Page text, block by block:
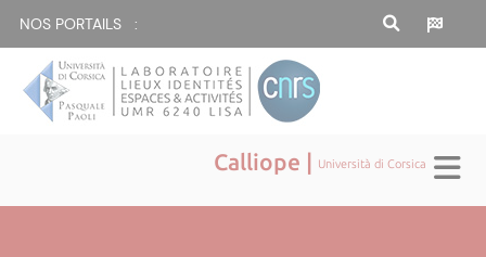
NOS PORTAILS :
Calliope | Università di Corsica